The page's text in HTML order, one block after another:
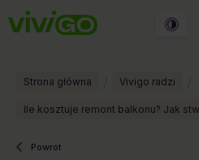
Strona główna Vivigo radzi
Ile kosztuje remont balkonu? Jak
Powrót